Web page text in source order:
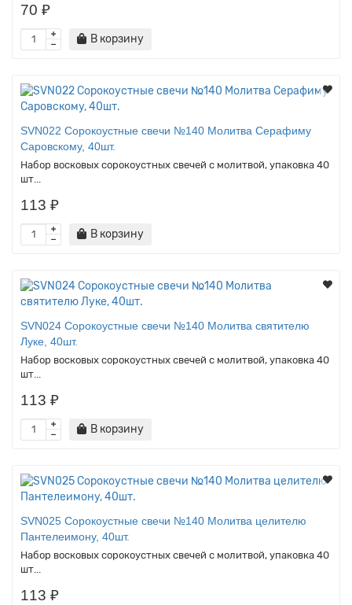
70 ₽
В корзину
SVN022 Сорокоустные свечи №140 Молитва Серафиму
Саровскому, 40шт.
Набор восковых сорокоустных свечей с молитвой, упаковка 40
шт...
113 ₽
В корзину
SVN024 Сорокоустные свечи №140 Молитва святителю
Луке, 40шт.
Набор восковых сорокоустных свечей с молитвой, упаковка 40
шт...
113 ₽
В корзину
SVN025 Сорокоустные свечи №140 Молитва целителю
Пантелеимону, 40шт.
Набор восковых сорокоустных свечей с молитвой, упаковка 40
шт...
113 ₽